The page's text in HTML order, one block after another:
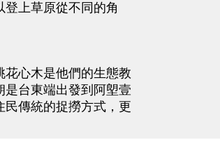
上草原從不同的角
心木是他們的生態教
台東端出發到阿塱壹
傳統的捉撈方式，更